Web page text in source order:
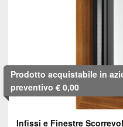
Prodotto acquistabile in
preventivo €0,00
Infissi e Finestre